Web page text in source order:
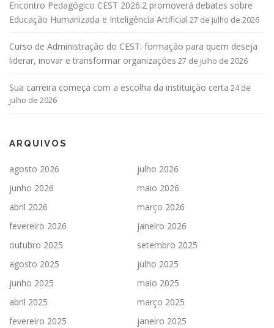
Encontro Pedagógico CEST 2026.2 promoverá debates sobre
Educação Humanizada e Inteligência Artificial 27 de julho de 2026
Curso de Administração do CEST: formação para quem deseja
liderar, inovar e transformar organizações 27 de julho de 2026
Sua carreira começa com a escolha da instituição certa 24 de
julho de 2026
ARQUIVOS
agosto 2026
julho 2026
junho 2026
maio 2026
abril 2026
março 2026
fevereiro 2026
janeiro 2026
outubro 2025
setembro 2025
agosto 2025
julho 2025
junho 2025
maio 2025
abril 2025
março 2025
fevereiro 2025
janeiro 2025